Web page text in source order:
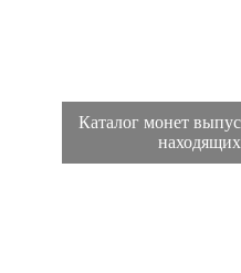
Каталог монет